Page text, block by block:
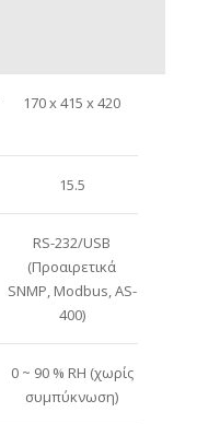
170 x 415 x 420
15.5
RS-232/USB
(Προαιρετικά
SNMP, Modbus, AS-
400)
0 ~ 90 % RH (χωρίς
συμπύκνωση)